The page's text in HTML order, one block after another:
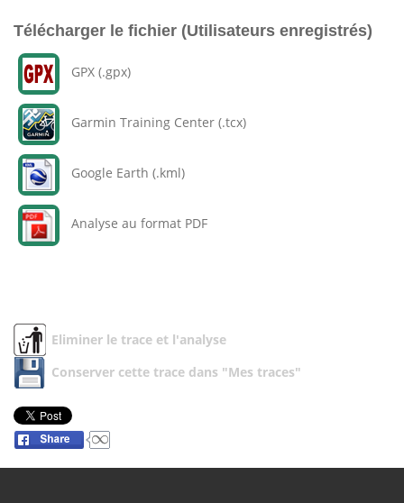
Télécharger le fichier (Utilisateurs enregistrés)
GPX (.gpx)
Garmin Training Center (.tcx)
Google Earth (.kml)
Analyse au format PDF
Eliminer le trace et l'analyse
Conserver cette trace dans "Mes traces"